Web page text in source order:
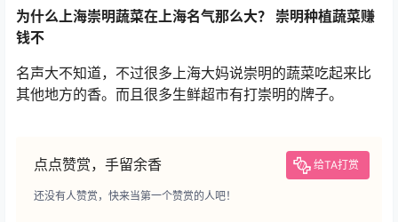
为什么上海崇明蔬菜在上海名气那么大？ 崇明种植蔬菜赚
钱不
名声大不知道，不过很多上海大妈说崇明的蔬菜吃起来比
其他地方的香。而且很多生鲜超市有打崇明的牌子。
点点赞赏，手留余香 给TA打赏
还没有人赞赏，快来当第一个赞赏的人吧！